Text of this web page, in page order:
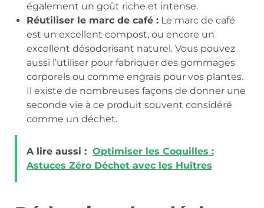
également un goût riche et intense.
Réutiliser le marc de café : Le marc de café
est un excellent compost, ou encore un
excellent désodorisant naturel. Vous pouvez
aussi l’utiliser pour fabriquer des gommages
corporels ou comme engrais pour vos plantes.
Il existe de nombreuses façons de donner une
seconde vie à ce produit souvent considéré
comme un déchet.
A lire aussi : Optimiser les Coquilles :
Astuces Zéro Déchet avec les Huîtres